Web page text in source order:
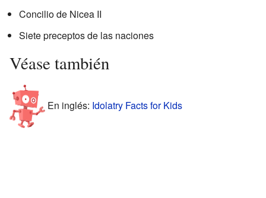
Concilio de Nicea II
Siete preceptos de las naciones
Véase también
En inglés: Idolatry Facts for Kids